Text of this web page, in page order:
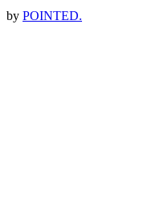
by POINTED.